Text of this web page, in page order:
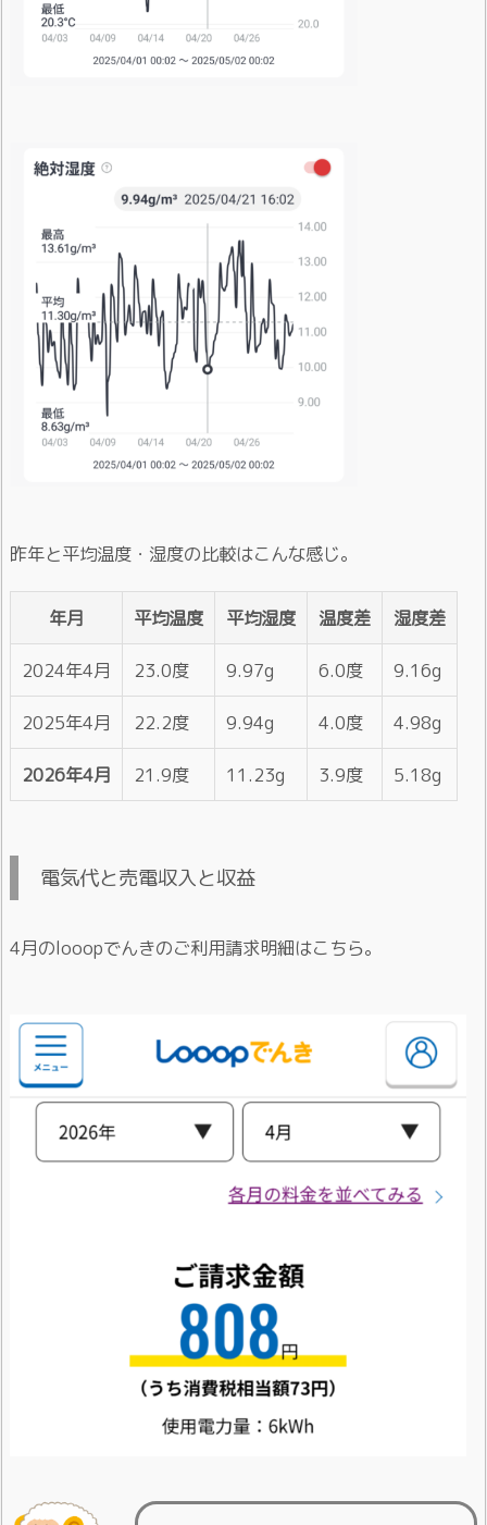
昨年と平均温度・湿度の比較はこんな感じ。
年月 平均温度 平均湿度 温度差 湿度差
2024年4月 23.0度 9.97g 6.0度 9.16g
2025年4月 22.2度 9.94g 4.0度 4.98g
2026年4月 21.9度 11.23g 3.9度 5.18g
電気代と売電収入と収益
4月のlooopでんきのご利用請求明細はこちら。